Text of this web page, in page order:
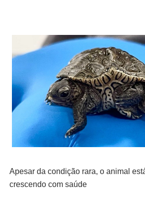
Apesar da condição rara, o animal
crescendo com saúde